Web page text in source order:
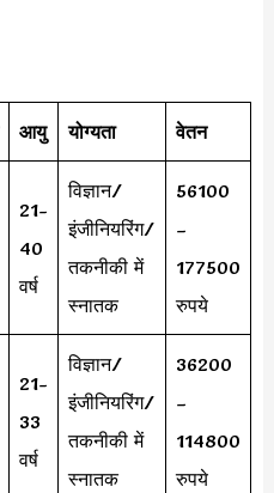
आयु योग्यता वेतन
21-
40
वर्ष
विज्ञान/
इंजीनियरिंग/
तकनीकी में
स्नातक
56100
–
177500
रुपये
21-
33
वर्ष
विज्ञान/
इंजीनियरिंग/
तकनीकी में
स्नातक
36200
–
114800
रुपये